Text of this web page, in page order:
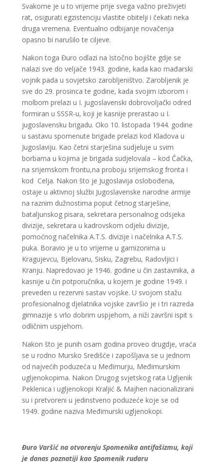
Svakome je u to vrijeme prije svega važno preživjeti
rat, osigurati egzistenciju vlastite obitelji i čekati neka
druga vremena. Eventualno odbijanje novačenja
opasno bi narušilo te ciljeve.
Nakon toga Đuro odlazi na Istočno bojište gdje se
nalazi sve do veljače 1943. godine, kada kao mađarski
vojnik pada u sovjetsko zarobljeništvo. Zarobljenik je
sve do 29. prosinca te godine, kada svojim izborom i
molbom prelazi u I. jugoslavenski dobrovoljački odred
formiran u SSSR-u, koji je kasnije prerastao u I.
jugoslavensku brigadu. Oko 10. listopada 1944. godine
u sastavu spomenute brigade prelazi kod Kladova u
Jugoslaviju. Kao četni starješina sudjeluje u svim
borbama u kojima je brigada sudjelovala – kod Čačka,
na srijemskom frontu,na proboju srijemskog fronta i
kod Celja. Nakon što je Jugoslavija oslobođena,
ostaje u aktivnoj službi Jugoslavenske narodne armije
na raznim dužnostima poput četnog starješine,
bataljunskog pisara, sekretara personalnog odsjeka
divizije, sekretara u kadrovskom odjelu divizije,
pomoćnog načelnika A.T.S. divizije i načelnika A.T.S.
puka. Boravio je u to vrijeme u garnizonima u
Kragujevcu, Bjelovaru, Sisku, Zagrebu, Radovljici i
Kranju. Napredovao je 1946. godine u čin zastavnika, a
kasnije u čin potporučnika, u kojem je godine 1949. i
preveden u rezervni sastav vojske. U svojom stažu
profesionalnog djelatnika vojske završio je i tri razreda
gimnazije s vrlo dobrim uspjehom, a niži završni ispit s
odličnim uspjehom.
Nakon što je punih osam godina proveo drugdje, vraća
se u rodno Mursko Središće i zapošljava se u jednom
od najvećih poduzeća u Međimurju, Međimurskim
ugljenokopima. Nakon Drugog svjetskog rata Ugljenik
Peklenica i ugljenokopi Kraljić & Majhen nacionalizirani
su i pretvoreni u jedinstveno poduzeće koje se od
1949. godine naziva Međimurski ugljenokopi.
Đuro Varšić na otvorenju Spomenika antifašizmu, koji
je danas poznatiji kao Spomenik rudaru